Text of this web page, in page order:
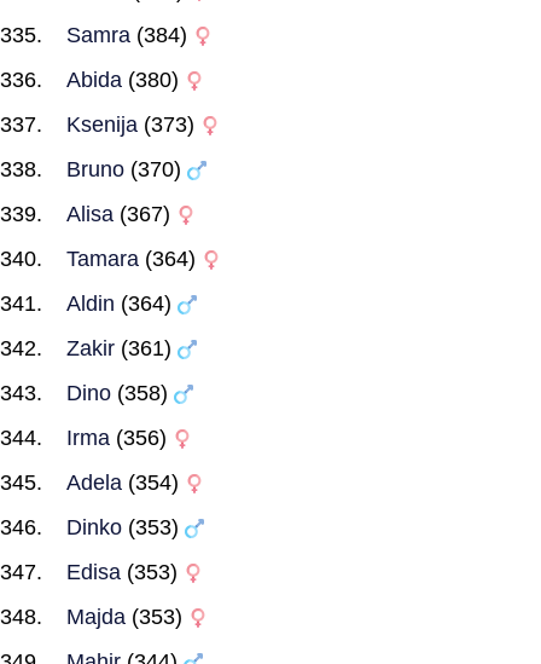
Samra (384)
Abida (380)
Ksenija (373)
Bruno (370)
Alisa (367)
Tamara (364)
Aldin (364)
Zakir (361)
Dino (358)
Irma (356)
Adela (354)
Dinko (353)
Edisa (353)
Majda (353)